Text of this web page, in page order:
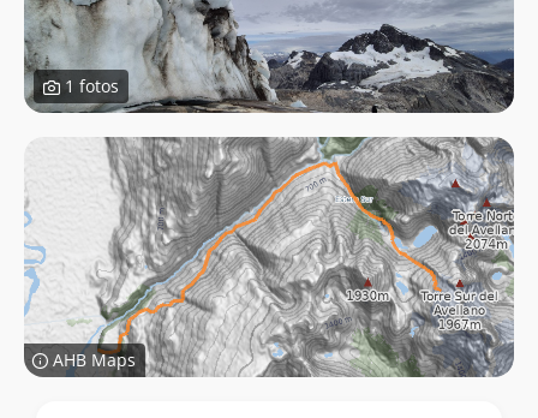
1 fotos
AHB Maps